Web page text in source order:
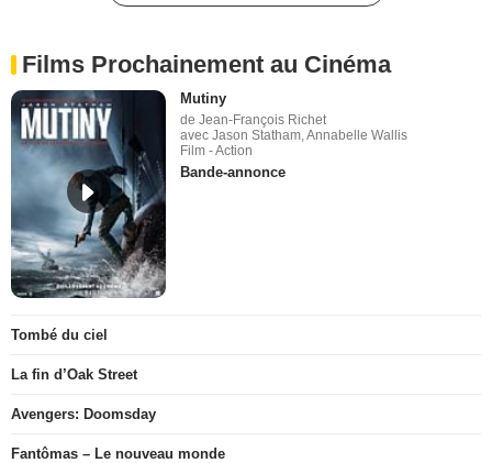
Films Prochainement au Cinéma
Mutiny
de Jean-François Richet
avec Jason Statham, Annabelle Wallis
Film - Action
Bande-annonce
Tombé du ciel
La fin d’Oak Street
Avengers: Doomsday
Fantômas – Le nouveau monde